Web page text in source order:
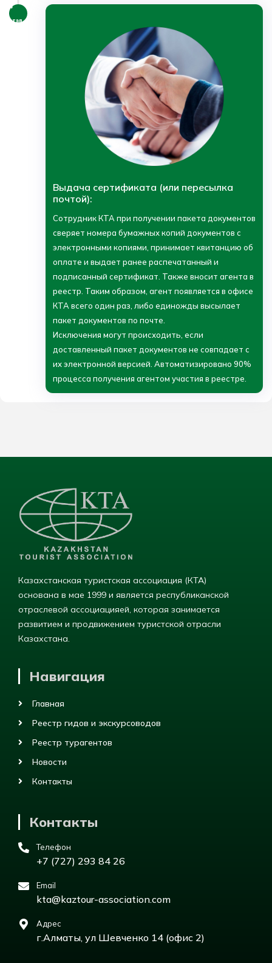
Выдача сертификата (или пересылка
почтой):
Сотрудник КТА при получении пакета документов
сверяет номера бумажных копий документов с
электронными копиями, принимает квитанцию об
оплате и выдает ранее распечатанный и
подписанный сертификат. Также вносит агента в
реестр. Таким образом, агент появляется в офисе
КТА всего один раз, либо единожды высылает
пакет документов по почте.
Исключения могут происходить, если
доставленный пакет документов не совпадает с
их электронной версией. Автоматизировано 90%
процесса получения агентом участия в реестре.
4
этап
Казахстанская туристская ассоциация (КТА)
основана в мае 1999 и является республиканской
отраслевой ассоциацияей, которая занимается
развитием и продвижением туристской отрасли
Казахстана.
Навигация
Главная
Реестр гидов и экскурсоводов
Реестр турагентов
Новости
Контакты
Контакты
Телефон
+7 (727) 293 84 26
Email
kta@kaztour-association.com
Адрес
г.Алматы, ул Шевченко 14 (офис 2)